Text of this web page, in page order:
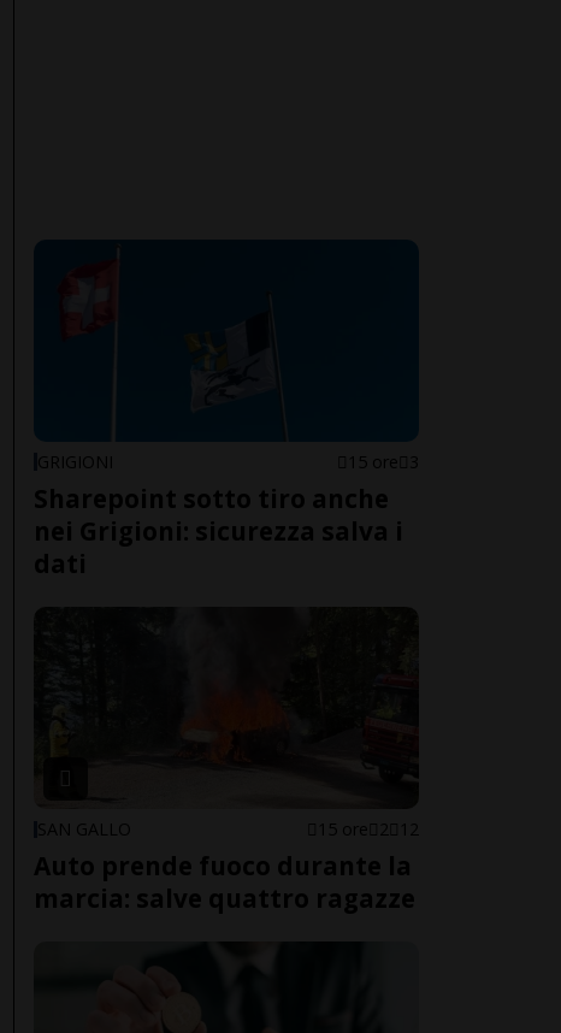
GRIGIONI 15 ore 3
Sharepoint sotto tiro anche
nei Grigioni: sicurezza salva i
dati
SAN GALLO 15 ore 2 12
Auto prende fuoco durante la
marcia: salve quattro ragazze